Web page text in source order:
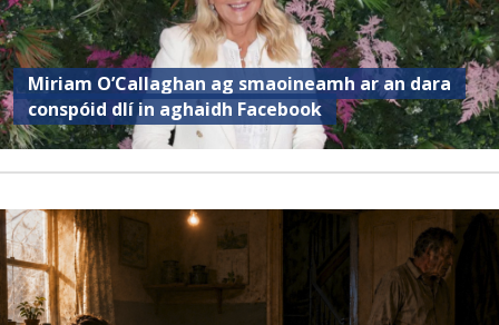
Miriam O’Callaghan ag smaoineamh ar an dara
conspóid dlí in aghaidh Facebook